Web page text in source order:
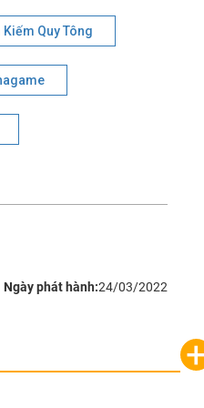
Quy Tông
Ngày phát hành:24/03/2022